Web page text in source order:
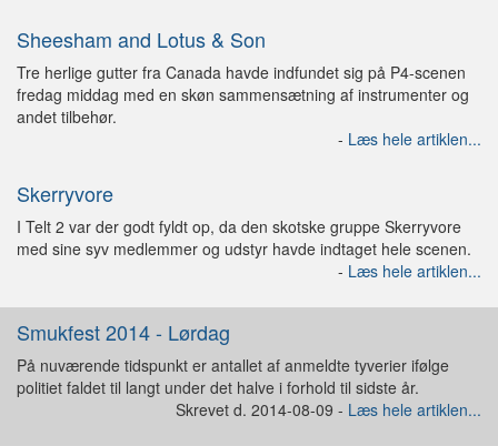
Sheesham and Lotus & Son
Tre herlige gutter fra Canada havde indfundet sig på P4-scenen
fredag middag med en skøn sammensætning af instrumenter og
andet tilbehør.
- Læs hele artiklen...
Skerryvore
I Telt 2 var der godt fyldt op, da den skotske gruppe Skerryvore
med sine syv medlemmer og udstyr havde indtaget hele scenen.
- Læs hele artiklen...
Smukfest 2014 - Lørdag
På nuværende tidspunkt er antallet af anmeldte tyverier ifølge
politiet faldet til langt under det halve i forhold til sidste år.
Skrevet d. 2014-08-09 - Læs hele artiklen...